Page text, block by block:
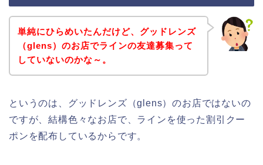
単純にひらめいたんだけど、グッドレンズ
（glens）のお店でラインの友達募集って
していないのかな～。
というのは、グッドレンズ（glens）のお店ではないの
ですが、結構色々なお店で、ラインを使った割引クー
ポンを配布しているからです。